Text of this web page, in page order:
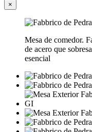
×
Mesa de comedor.
de acero que
esencial